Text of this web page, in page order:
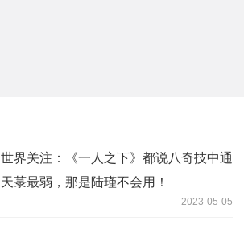
世界关注：《一人之下》都说八奇技中通
天菉最弱，那是陆瑾不会用！
2023-05-05